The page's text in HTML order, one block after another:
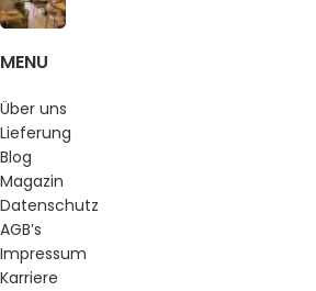
MENU
Über uns
Lieferung
Blog
Magazin
Datenschutz
AGB’s
Impressum
Karriere